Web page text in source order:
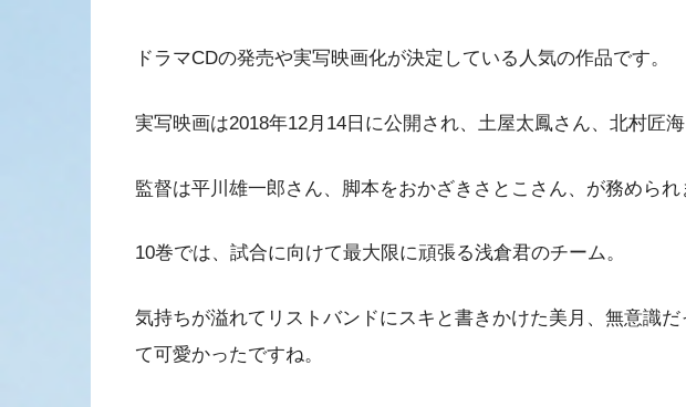
ドラマCDの発売や実写映画化が決定している人気の作品です。
実写映画は2018年12月14日に公開され、土屋太鳳さん、北村匠
監督は平川雄一郎さん、脚本をおかざきさとこさん、が務められ
10巻では、試合に向けて最大限に頑張る浅倉君のチーム。
気持ちが溢れてリストバンドにスキと書きかけた美月、無意識
て可愛かったですね。